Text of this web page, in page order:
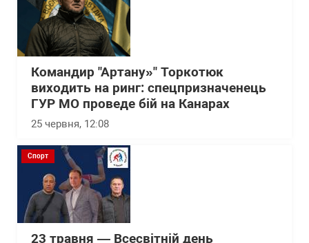
Командир "Артану»" Торкотюк
виходить на ринг: спецпризначенець
ГУР МО проведе бій на Канарах
25 червня, 12:08
Спорт
23 травня — Всесвітній день